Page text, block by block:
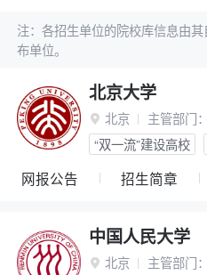
注：各招生单位的院校库信息由
布单位。
北京大学
 北京 主管部门：
“双一流”建设高校
网报公告 招生简章
中国人民大学
 北京 主管部门：